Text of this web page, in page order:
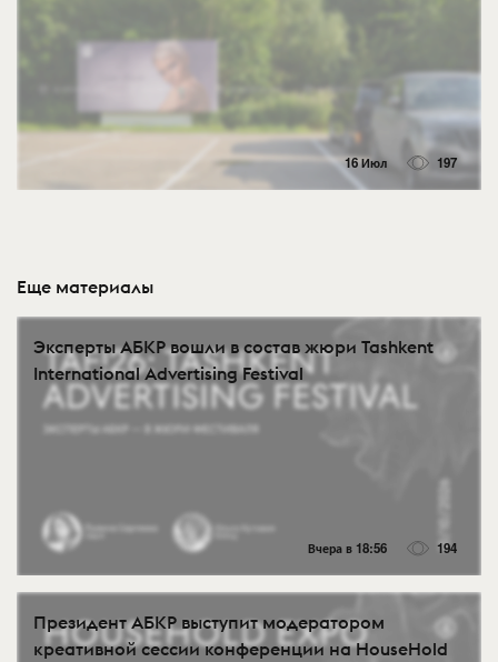
16 Июл 197
Еще материалы
Эксперты АБКР вошли в состав жюри Tashkent
International Advertising Festival
Вчера в 18:56 194
Президент АБКР выступит модератором
креативной сессии конференции на HouseHold